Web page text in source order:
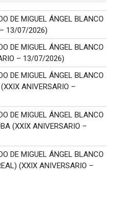
DE MIGUEL ÁNGEL BLANCO
– 13/07/2026)
DE MIGUEL ÁNGEL BLANCO
– 13/07/2026)
DE MIGUEL ÁNGEL BLANCO
ANIVERSARIO –
DE MIGUEL ÁNGEL BLANCO
(XXIX ANIVERSARIO –
DE MIGUEL ÁNGEL BLANCO
(XXIX ANIVERSARIO –